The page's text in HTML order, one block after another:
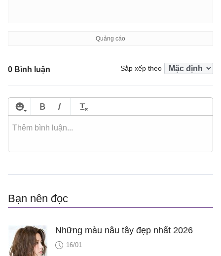
0 Bình luận Sắp xếp theo
Bạn nên đọc
Những màu nâu tây đẹp nhất 2026
16/01